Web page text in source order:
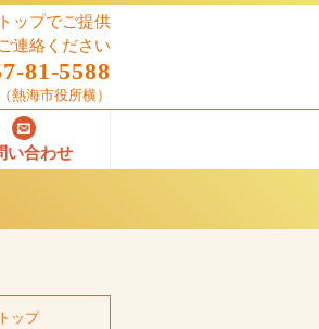
ップでご提供
連絡ください
81-5588
（熱海市役所横）
い合わせ
ップ